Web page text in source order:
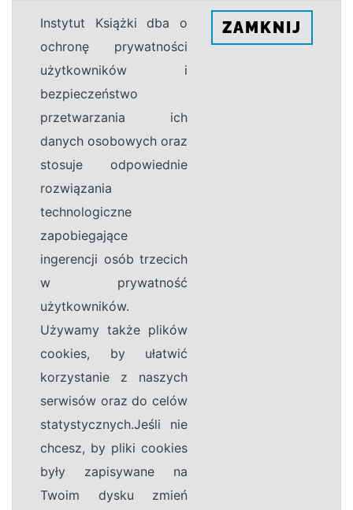
Instytut Książki dba o
ochronę prywatności
użytkowników i
bezpieczeństwo
przetwarzania ich
danych osobowych oraz
stosuje odpowiednie
rozwiązania
technologiczne
zapobiegające
ingerencji osób trzecich
w prywatność
użytkowników.
Używamy także plików
cookies, by ułatwić
korzystanie z naszych
serwisów oraz do celów
statystycznych.Jeśli nie
chcesz, by pliki cookies
były zapisywane na
Twoim dysku zmień
ZAMKNIJ